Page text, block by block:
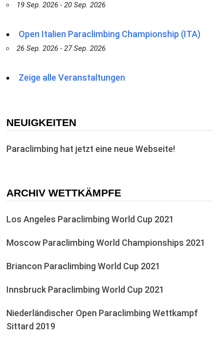
19 Sep. 2026 - 20 Sep. 2026
Open Italien Paraclimbing Championship (ITA)
26 Sep. 2026 - 27 Sep. 2026
Zeige alle Veranstaltungen
NEUIGKEITEN
Paraclimbing hat jetzt eine neue Webseite!
ARCHIV WETTKÄMPFE
Los Angeles Paraclimbing World Cup 2021
Moscow Paraclimbing World Championships 2021
Briancon Paraclimbing World Cup 2021
Innsbruck Paraclimbing World Cup 2021
Niederländischer Open Paraclimbing Wettkampf
Sittard 2019